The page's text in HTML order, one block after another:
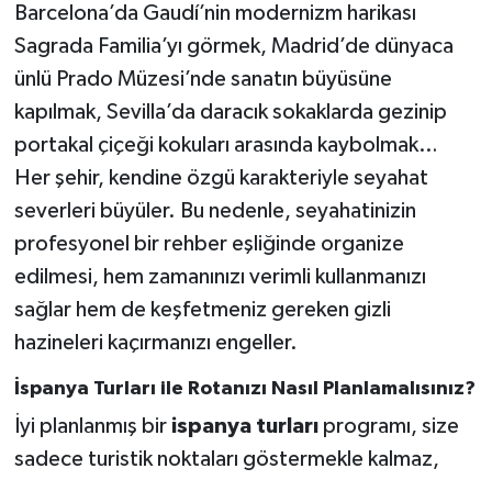
Barcelona’da Gaudí’nin modernizm harikası
Sagrada Familia’yı görmek, Madrid’de dünyaca
ünlü Prado Müzesi’nde sanatın büyüsüne
kapılmak, Sevilla’da daracık sokaklarda gezinip
portakal çiçeği kokuları arasında kaybolmak…
Her şehir, kendine özgü karakteriyle seyahat
severleri büyüler. Bu nedenle, seyahatinizin
profesyonel bir rehber eşliğinde organize
edilmesi, hem zamanınızı verimli kullanmanızı
sağlar hem de keşfetmeniz gereken gizli
hazineleri kaçırmanızı engeller.
İspanya Turları ile Rotanızı Nasıl Planlamalısınız?
İyi planlanmış bir ispanya turlarıprogramı, size
sadece turistik noktaları göstermekle kalmaz,